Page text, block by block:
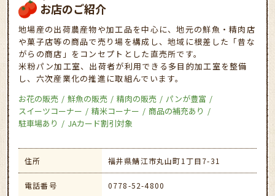
お店のご紹介
地場産の出荷農産物や加工品を中心に、地元の鮮魚・精肉店
や菓子店等の商品で売り場を構成し、地域に根差した「昔な
がらの商店」をコンセプトとした直売所です。
米粉パン加工室、出荷者が利用できる多目的加工室を整備
し、六次産業化の推進に取組んでいます。
お花の販売
鮮魚の販売 精肉の販売
パンが豊富
スイーツコーナー
精米コーナー
商品の補充あり
駐車場あり
JAカード割引対象
住所 福井県鯖江市丸山町1丁目7-31
電話番号 0778-52-4800